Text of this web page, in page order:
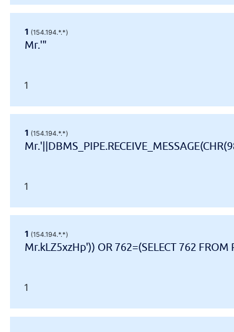
1 (154.194.*.*)
Mr.'"
1
1 (154.194.*.*)
1
1 (154.194.*.*)
Mr.kLZ5xzHp')) OR 762=(SELECT 762 FROM
1